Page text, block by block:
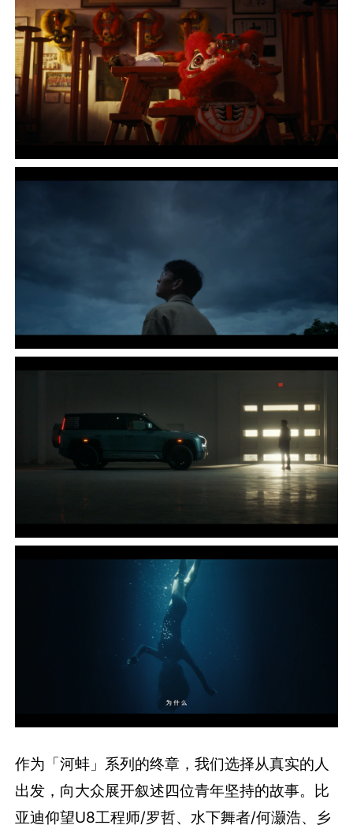
作为「河蚌」系列的终章，我们选择从真实的人
出发，向大众展开叙述四位青年坚持的故事。比
亚迪仰望U8工程师/罗哲、水下舞者/何灏浩、乡